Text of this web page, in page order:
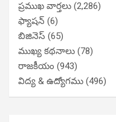
ప్రముఖ వార్తలు (2,286)
ఫ్యాషన్ (6)
బిజినెస్ (65)
ముఖ్య కథనాలు (78)
రాజకీయం (943)
విద్య & ఉద్యోగము (496)